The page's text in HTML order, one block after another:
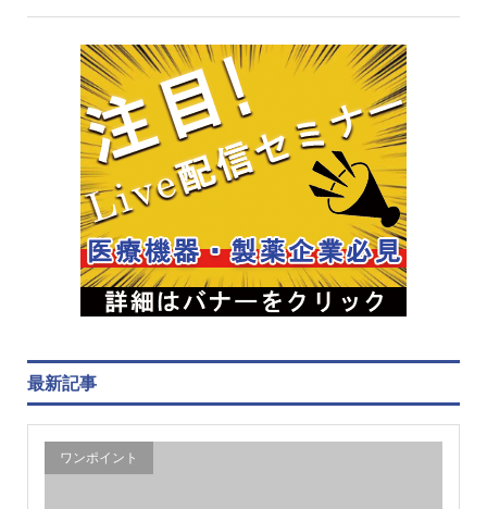
最新記事
ワンポイント